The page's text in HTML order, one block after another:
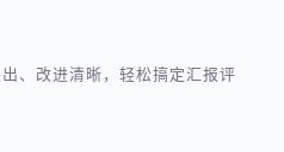
、改进清晰，轻松搞定汇报评